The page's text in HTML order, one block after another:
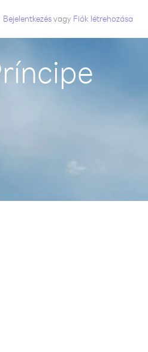
Bejelentkezésvagy Fiók létrehozása